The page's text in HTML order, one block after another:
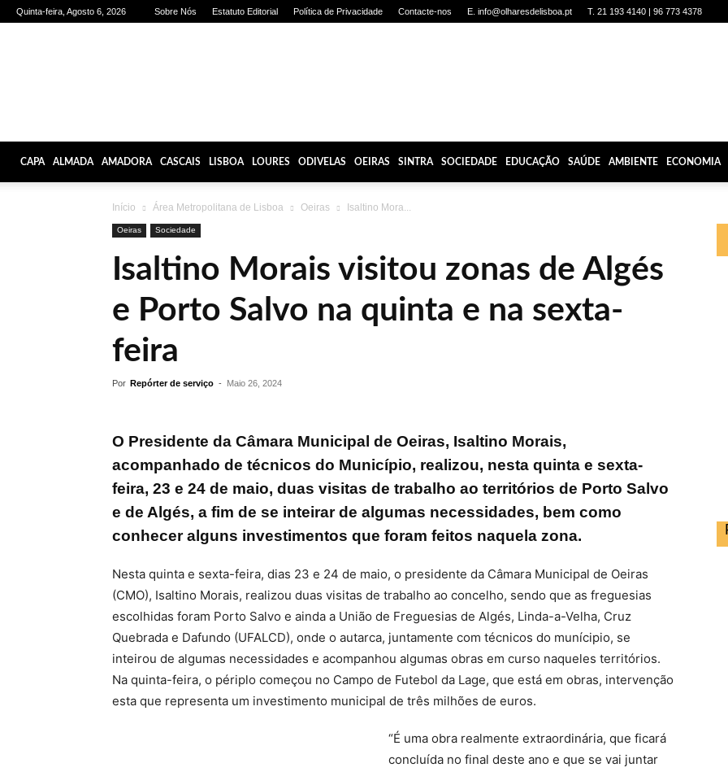
Quinta-feira, Agosto 6, 2026 Sobre Nós Estatuto Editorial Política de Privacidade Contacte-nos E. info@olharesdelisboa.pt T. 21 193 4140 | 96 773 4378
CAPA ALMADA AMADORA CASCAIS LISBOA LOURES ODIVELAS OEIRAS SINTRA SOCIEDADE EDUCAÇÃO SAÚDE AMBIENTE ECONOMIA
Início Área Metropolitana de Lisboa Oeiras Isaltino Mora...
Oeiras Sociedade
Isaltino Morais visitou zonas de Algés
e Porto Salvo na quinta e na sexta-
feira
Por Repórter de serviço - Maio 26, 2024
O Presidente da Câmara Municipal de Oeiras, Isaltino Morais,
acompanhado de técnicos do Município, realizou, nesta quinta e sexta-
feira, 23 e 24 de maio, duas visitas de trabalho ao territórios de Porto Salvo
e de Algés, a fim de se inteirar de algumas necessidades, bem como
conhecer alguns investimentos que foram feitos naquela zona.
Nesta quinta e sexta-feira, dias 23 e 24 de maio, o presidente da Câmara Municipal de Oeiras
(CMO), Isaltino Morais, realizou duas visitas de trabalho ao concelho, sendo que as freguesias
escolhidas foram Porto Salvo e ainda a União de Freguesias de Algés, Linda-a-Velha, Cruz
Quebrada e Dafundo (UFALCD), onde o autarca, juntamente com técnicos do munícipio, se
inteirou de algumas necessidades e acompanhou algumas obras em curso naqueles territórios.
Na quinta-feira, o périplo começou no Campo de Futebol da Lage, que está em obras, intervenção
esta que representa um investimento municipal de três milhões de euros.
“É uma obra realmente extraordinária, que ficará
concluída no final deste ano e que se vai juntar